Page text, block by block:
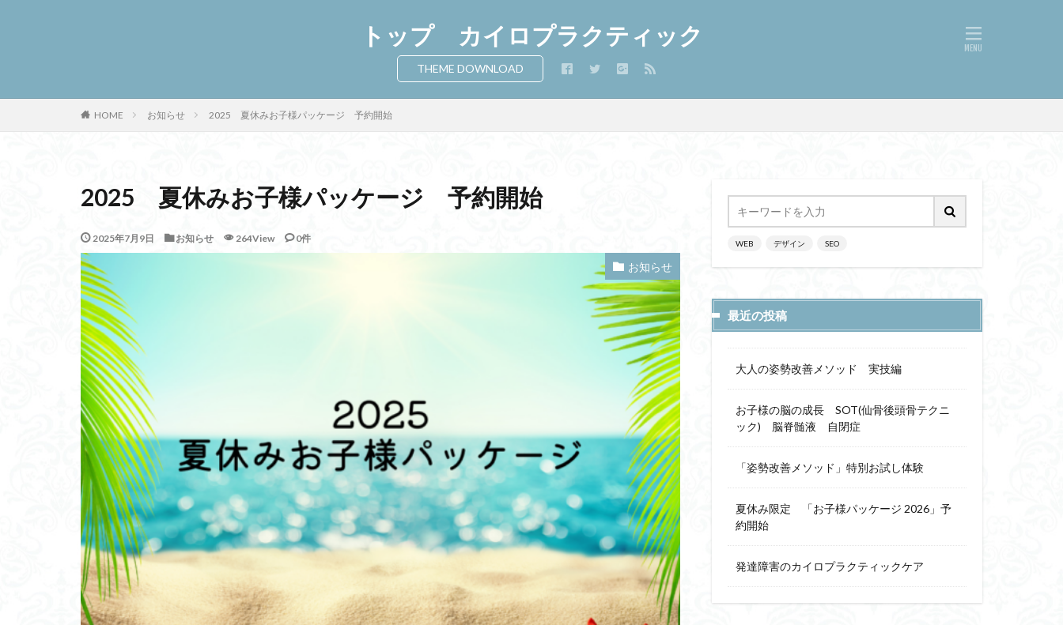
トップ カイロプラクティック
THEME DOWNLOAD
HOME お知らせ 2025 夏休みお子様パッケージ 予約開始
2025 夏休みお子様パッケージ 予約開始
2025年7月9日 お知らせ 264View 0件
お知らせ
WEB デザイン SEO
最近の投稿
大人の姿勢改善メソッド 実技編
お子様の脳の成長 SOT(仙骨後頭骨テクニ
ック) 脳脊髄液 自閉症
「姿勢改善メソッド」特別お試し体験
夏休み限定 「お子様パッケージ 2026」予
約開始
発達障害のカイロプラクティックケア